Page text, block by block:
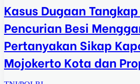
Kasus Dugaan
Pencurian Besi
Pertanyakan Sikap
Mojokerto Kota dan